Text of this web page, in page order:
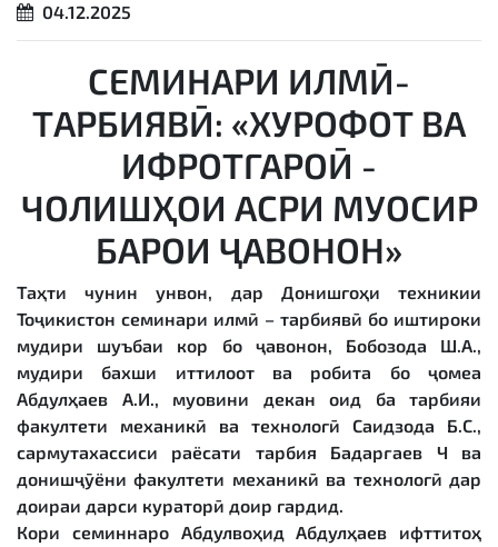
04.12.2025
СЕМИНАРИ ИЛМӢ-
ТАРБИЯВӢ: «ХУРОФОТ ВА
ИФРОТГАРОӢ -
ЧОЛИШҲОИ АСРИ МУОСИР
БАРОИ ҶАВОНОН»
Таҳти чунин унвон, дар Донишгоҳи техникии
Тоҷикистон семинари илмӣ – тарбиявӣ бо иштироки
мудири шуъбаи кор бо ҷавонон, Бобозода Ш.А.,
мудири бахши иттилоот ва робита бо ҷомеа
Абдулҳаев А.И., муовини декан оид ба тарбияи
факултети механикӣ ва технологӣ Саидзода Б.С.,
сармутахассиси раёсати тарбия Бадарғаев Ч ва
донишҷӯёни факултети механикӣ ва технологӣ дар
доираи дарси кураторӣ доир гардид.
Кори семиннаро Абдулвоҳид Абдулҳаев ифттитоҳ